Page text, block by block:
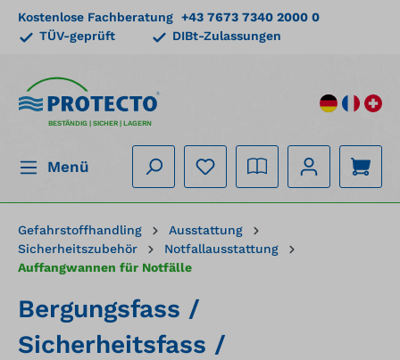
springen
Kostenlose Fachberatung +43 7673 7340 2000 0
TÜV-geprüft
DIBt-Zulassungen
BESTÄNDIG | SICHER | LAGERN
Menü
Gefahrstoffhandling
Ausstattung
Sicherheitszubehör
Notfallausstattung
Auffangwannen für Notfälle
Bergungsfass /
Sicherheitsfass /